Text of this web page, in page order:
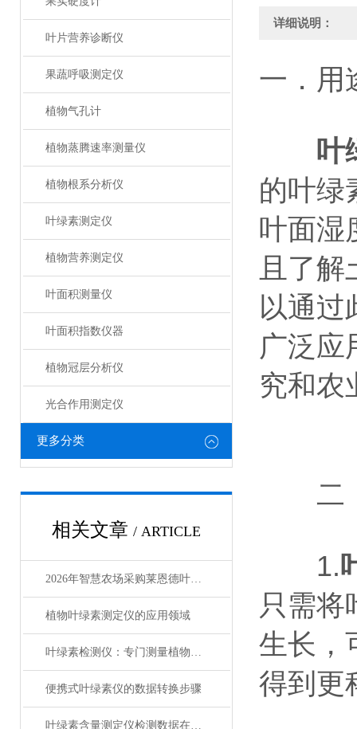
叶片营养诊断仪
果蔬呼吸测定仪
植物气孔计
植物蒸腾速率测量仪
植物根系分析仪
叶绿素测定仪
植物营养测定仪
叶面积测量仪
叶面积指数仪器
植物冠层分析仪
光合作用测定仪
更多分类
相关文章 / ARTICLE
2026年智慧农场采购莱恩德叶绿素测定仪 这4点要注意
植物叶绿素测定仪的应用领域
叶绿素检测仪：专门测量植物叶片中叶绿素含量
便携式叶绿素仪的数据转换步骤
叶绿素含量测定仪检测数据在科研中的应用
详细说明：
一．用
叶
的叶绿
叶面湿
且了解
以通过
广泛应
究和农
二．
1.
只需将
生长，
得到更